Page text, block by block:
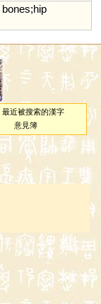
bones;hip
最近被搜索的漢字
意見簿